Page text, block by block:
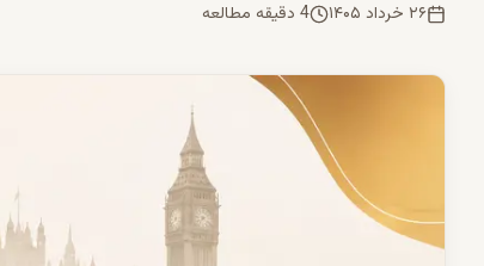
۲۶ خرداد ۱۴۰۵ 4 دقیقه مطالعه